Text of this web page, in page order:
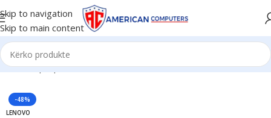
Skip to navigation
Skip to main content
Kreu/Laptop
-48%
LENOVO